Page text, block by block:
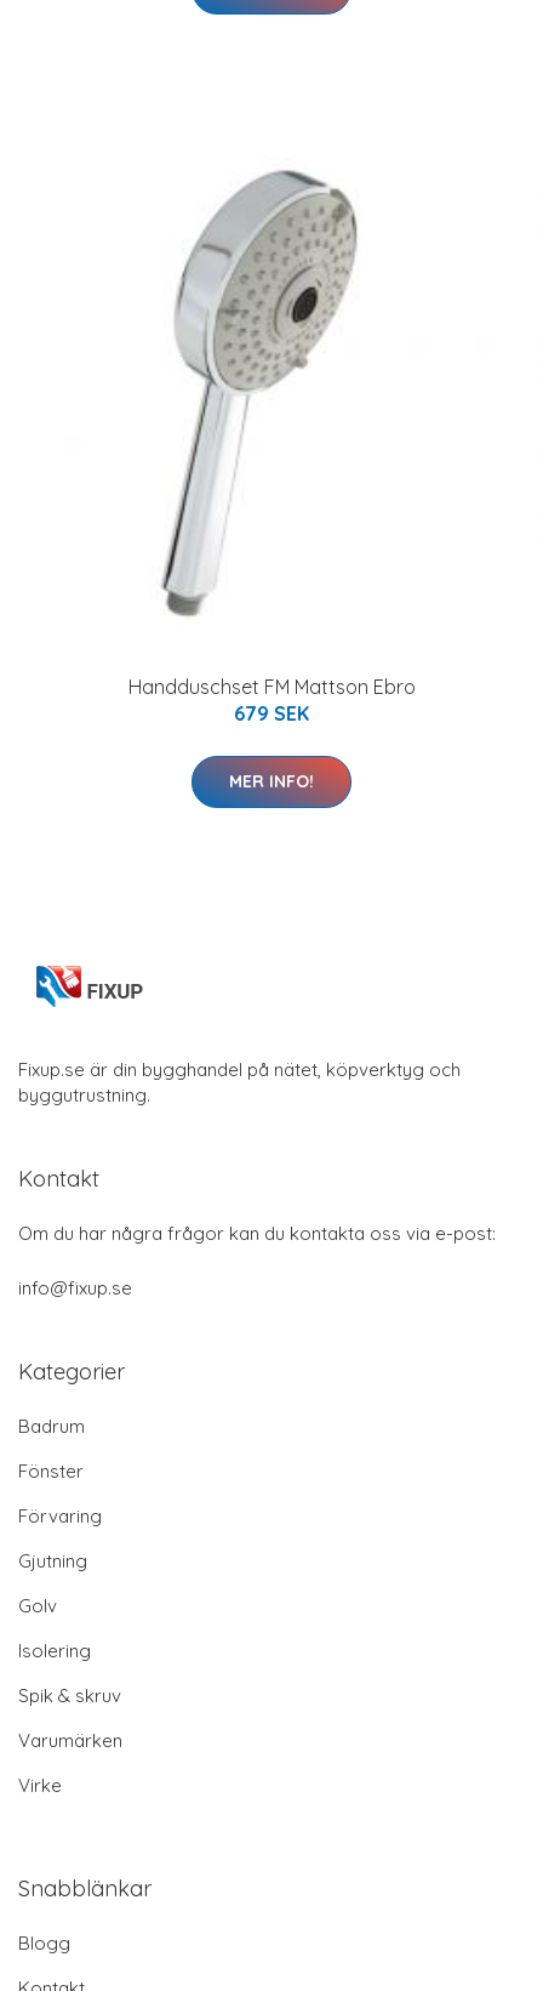
Handduschset FM Mattson Ebro
679 SEK
MER INFO!
Fixup.se är din bygghandel på nätet, köpverktyg och
byggutrustning.
Kontakt
Om du har några frågor kan du kontakta oss via e-post:
info@fixup.se
Kategorier
Badrum
Fönster
Förvaring
Gjutning
Golv
Isolering
Spik & skruv
Varumärken
Virke
Snabblänkar
Blogg